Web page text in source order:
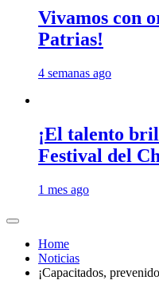
Vivamos con
Patrias!
4 semanas ago
¡El talento
Festival del
1 mes ago
Home
Noticias
¡Capacitados,